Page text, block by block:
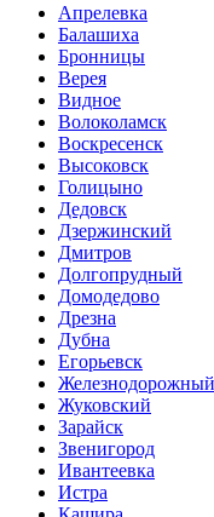
Апрелевка
Балашиха
Бронницы
Верея
Видное
Волоколамск
Воскресенск
Высоковск
Голицыно
Дедовск
Дзержинский
Дмитров
Долгопрудный
Домодедово
Дрезна
Дубна
Егорьевск
Железнодорожный
Жуковский
Зарайск
Звенигород
Ивантеевка
Истра